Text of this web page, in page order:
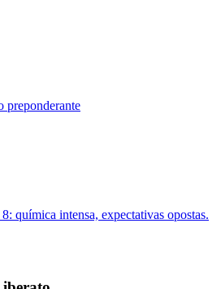
preponderante
química intensa, expectativas opostas.